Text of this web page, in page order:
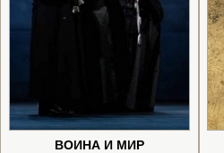
ВОЙНА И МИР